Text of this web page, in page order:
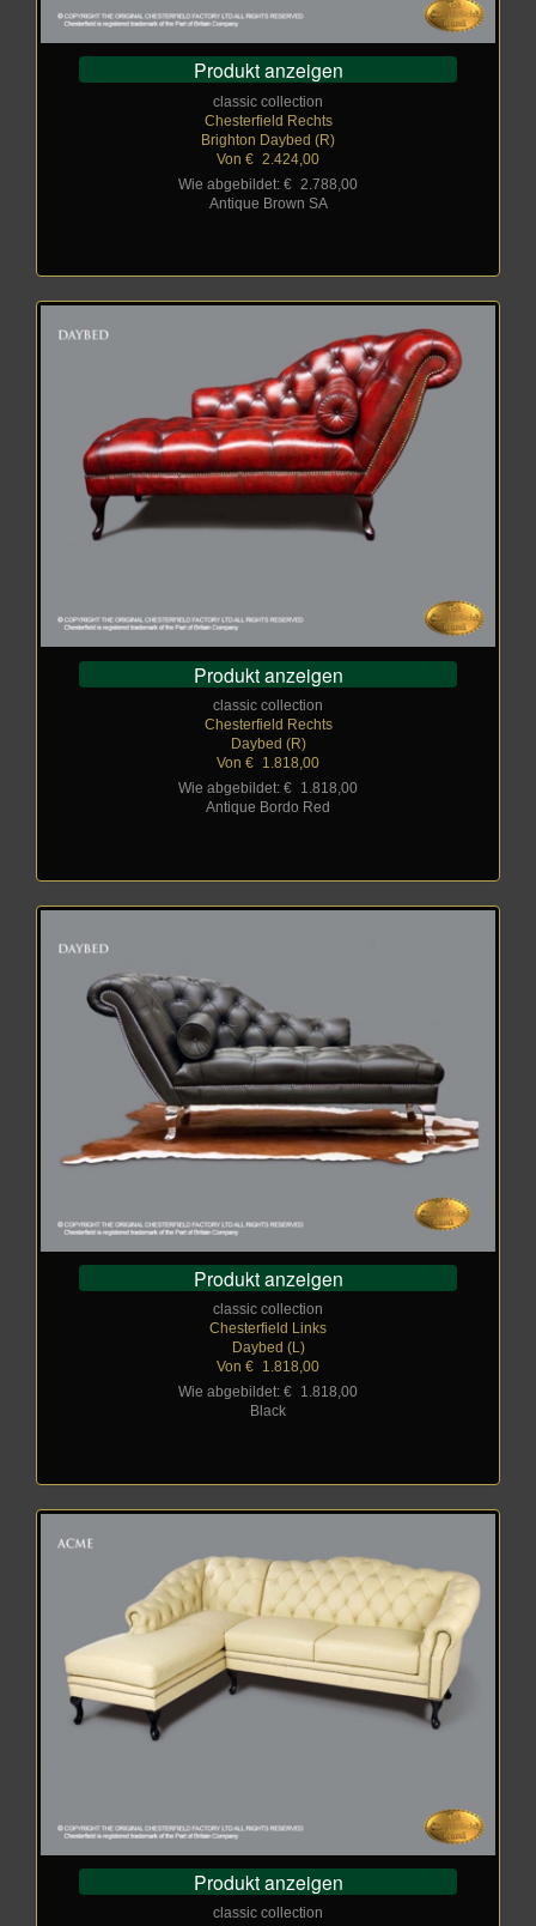
Produkt anzeigen
classic collection
Chesterfield Rechts
Brighton Daybed (R)
Von € 2.424,00
Wie abgebildet: €
2.788,00
Antique Brown SA
Produkt anzeigen
classic collection
Chesterfield Rechts
Daybed (R)
Von €
1.818,00
Wie abgebildet: €
1.818,00
Antique Bordo Red
Produkt anzeigen
classic collection
Chesterfield Links
Daybed (L)
Von €
1.818,00
Wie abgebildet: €
1.818,00
Black
Produkt anzeigen
classic collection